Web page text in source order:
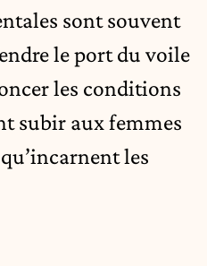
sont souvent
le port du voile
les conditions
subir aux femmes
les